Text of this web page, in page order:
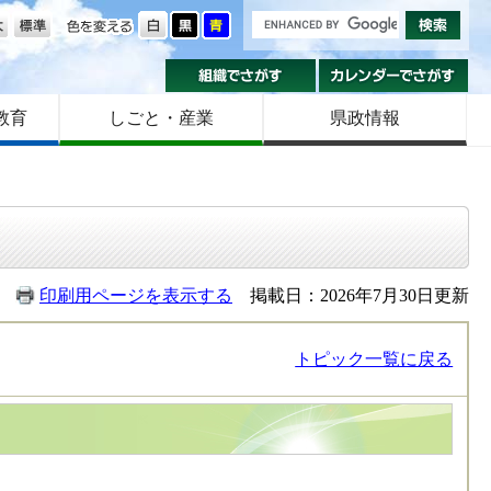
色を変える
大きさ
組織でさがす
育 しごと・産業 県政情報
印刷用ページを表示する 掲載日：2026年7月30日更新
トピック一覧に戻る